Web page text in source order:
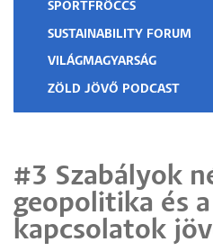
SPORTFRÖCCS
SUSTAINABILITY FORUM
VILÁGMAGYARSÁG
ZÖLD JÖVŐ PODCAST
#3 Szabályok
geopolitika és
kapcsolatok